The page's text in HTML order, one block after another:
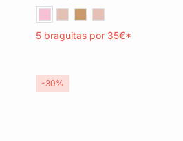
5 braguitas por 35€*
-30%